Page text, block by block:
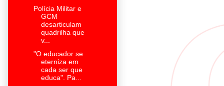
Polícia Militar e
GCM
desarticulam
quadrilha que
v...
"O educador se
eterniza em
cada ser que
educa". Pa...